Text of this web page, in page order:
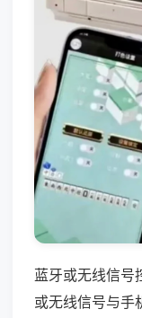
蓝牙或无线信号
或无线信号与手